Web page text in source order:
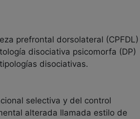
prefrontal dorsolateral (CPFDL)
disociativa psicomorfa (DP)
disociativas.
selectiva y del control
alterada llamada estilo de